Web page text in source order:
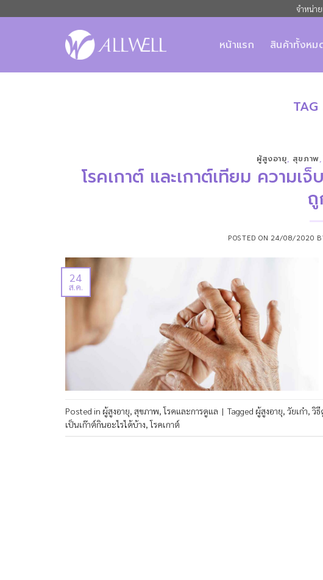
จำหน่า
หน้าแรก สินค้าทั้งหม
ผู้สูงอายุ สุขภาพ
โรคเกาต์ และเกาต์เทียม ความเ
POSTED ON 24/08/2020
24
ส.ค.
Posted in ผู้สูงอายุ, สุขภาพ,โรคและการดูแล | Tagged ผู้สูงอายุ, วัยเก๋า,วิธี
เป็นเก๊าต์กินอะไรได้บ้าง,โรคเกาต์